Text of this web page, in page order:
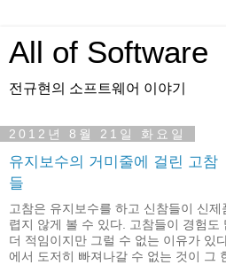
All of Software
전규현의 소프트웨어 이야기
2012년 8월 21일 화요일
유지보수의 거미줄에 걸린 고참
들
고참은 유지보수를 하고 신참들이 신
렵지 않게 볼 수 있다. 고참들이 경험도
더 적임이지만 그럴 수 없는 이유가 있
에서 도저히 빠져나갈 수 없는 것이 그